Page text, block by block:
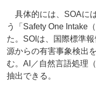
具体的には、SOAに
う「Safety One Intake
た。SOIは、国際標準
源からの有害事象検出
む。AI／自然言語処理
抽出できる。